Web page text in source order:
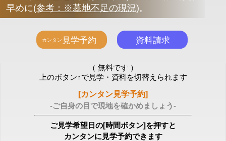
早めに(参考：※墓地不足の現況)。
（ 無料です ）
上のボタン↑で見学・資料を切替えられます
[カンタン見学予約]
-ご自身の目で現地を確かめましょう-
ご見学希望日の[時間ボタン]を押すと
カンタンに見学予約できます